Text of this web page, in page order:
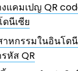
งแคมเปญ QR
นีเซีย
าหกรรมในอินโด
หัส QR